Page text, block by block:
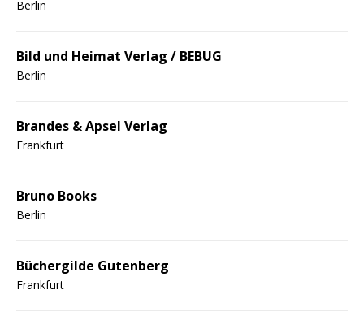
Berlin
Bild und Heimat Verlag / BEBUG
Berlin
Brandes & Apsel Verlag
Frankfurt
Bruno Books
Berlin
Büchergilde Gutenberg
Frankfurt